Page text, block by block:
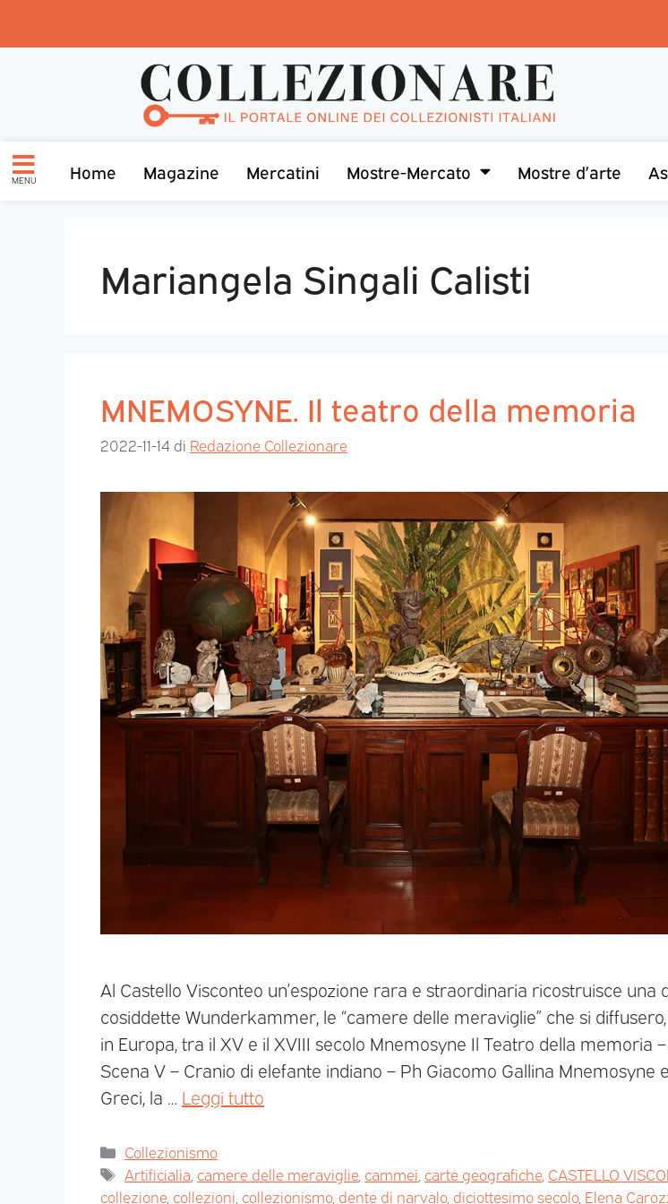
MENU Home Magazine Mercatini Mostre-Mercato Mostre d’arte
Mariangela Singali Calisti
MNEMOSYNE. Il teatro della memoria
2022-11-14 di Redazione Collezionare
Al Castello Visconteo un’espozione rara e straordinaria ricostruisce una
cosiddette Wunderkammer, le “camere delle meraviglie” che si
in Europa, tra il XV e il XVIII secolo Mnemosyne Il Teatro della memoria
Scena V – Cranio di elefante indiano – Ph Giacomo Gallina Mnemosyne
Greci, la … Leggi tutto
Collezionismo
Artificialia camere delle meraviglie, cammei carte geografiche, CASTELLO
collezione, collezioni collezionismo, dente di narvalo, diciottesimo secolo, Elena